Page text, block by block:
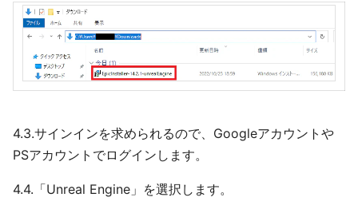
4.3.サインインを求められるので、Googleアカウントや
PSアカウントでログインします。
4.4.「Unreal Engine」を選択します。